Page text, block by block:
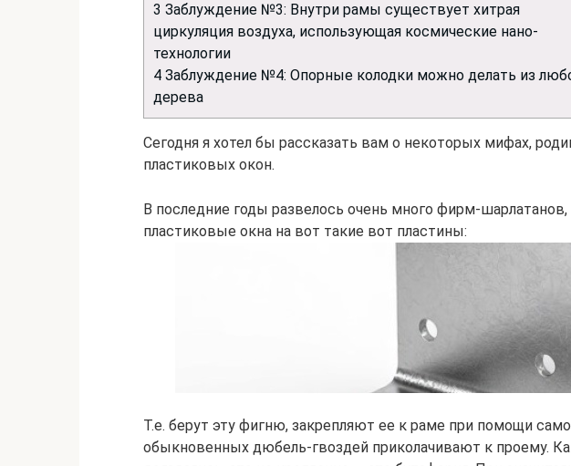
3 Заблуждение №3: Внутри рамы существует хитрая
циркуляция воздуха, использующая космические нано-
технологии
4 Заблуждение №4: Опорные колодки можно делать из
дерева
Сегодня я хотел бы рассказать вам о некоторых мифах,
пластиковых окон.
В последние годы развелось очень много фирм-
пластиковые окна на вот такие вот пластины:
Т.е. берут эту фигню, закрепляют ее к раме при помощи
обыкновенных дюбель-гвоздей приколачивают к проему.